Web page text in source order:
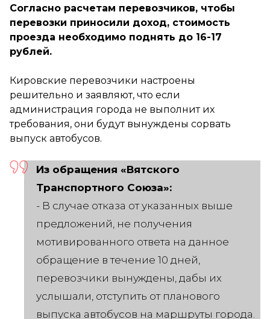
Согласно расчетам перевозчиков, чтобы
перевозки приносили доход, стоимость
проезда необходимо поднять до 16-17
рублей.
Кировские перевозчики настроены
решительно и заявляют, что если
администрация города не выполнит их
требования, они будут вынуждены сорвать
выпуск автобусов.
Из обращения «Вятского
Транспортного Союза»:
- В случае отказа от указанных выше
предложений, не получения
мотивированного ответа на данное
обращение в течение 10 дней,
перевозчики вынуждены, дабы их
услышали, отступить от планового
выпуска автобусов на маршруты города.